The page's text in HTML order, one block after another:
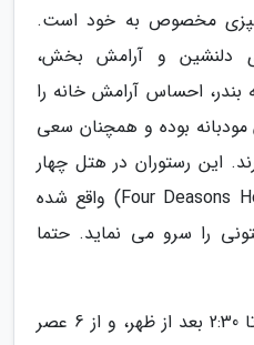
مخصوص به خود است.
دلنشین و آرامش بخش،
بندر، احساس آرامش خانه را
مودبانه بوده و همچنان سعی
این رستوران در هتل چهار
فصل هنگ کنگ (Four Deasons Hong Kong) واقع شده
را سرو می نماید. حتما
ساعت کار: از ساعت 12 ظهر تا 2:30 بعد از ظهر، و از 6 عصر